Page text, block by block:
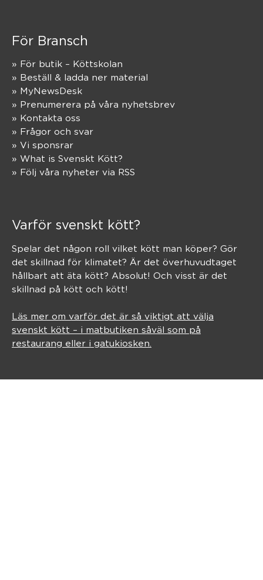
För Bransch
» För butik – Köttskolan
» Beställ & ladda ner material
» MyNewsDesk
» Prenumerera på våra nyhetsbrev
» Kontakta oss
» Frågor och svar
» Vi sponsrar
» What is Svenskt Kött?
» Följ våra nyheter via RSS
Varför svenskt kött?
Spelar det någon roll vilket kött man köper? Gör
det skillnad för klimatet? Är det överhuvudtaget
hållbart att äta kött? Absolut! Och visst är det
skillnad på kött och kött!
Läs mer om varför det är så viktigt att välja
svenskt kött – i matbutiken såväl som på
restaurang eller i gatukiosken.